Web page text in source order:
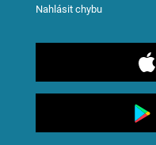
Nahlásit chybu